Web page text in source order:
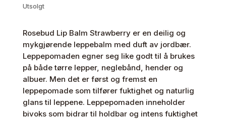
Utsolgt
Rosebud Lip Balm Strawberry er en deilig og
mykgjørende leppebalm med duft av jordbær.
Leppepomaden egner seg like godt til å brukes
på både tørre lepper, neglebånd, hender og
albuer. Men det er først og fremst en
leppepomade som tilfører fuktighet og naturlig
glans til leppene. Leppepomaden inneholder
bivoks som bidrar til holdbar og intens fuktighet